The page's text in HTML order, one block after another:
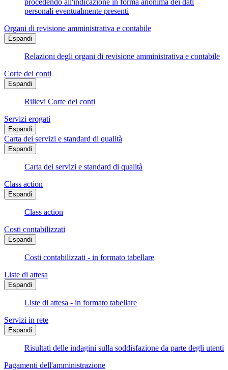
personali eventualmente presenti
Organi di revisione amministrativa e contabile
Espandi
Relazioni degli organi di revisione amministrativa e contabile
Corte dei conti
Espandi
Rilievi Corte dei conti
Servizi erogati
Espandi
Carta dei servizi e standard di qualità
Espandi
Carta dei servizi e standard di qualità
Class action
Espandi
Class action
Costi contabilizzati
Espandi
Costi contabilizzati - in formato tabellare
Liste di attesa
Espandi
Liste di attesa - in formato tabellare
Servizi in rete
Espandi
Risultati delle indagini sulla soddisfazione da parte degli utenti
Pagamenti dell'amministrazione